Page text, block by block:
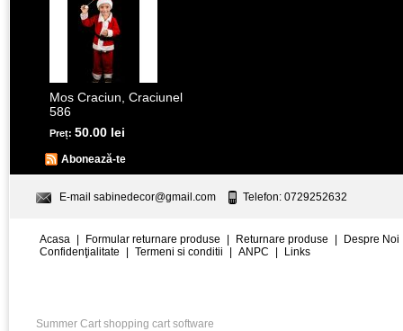
Mos Craciun, Craciunel
586
Preț: 50.00 lei
Abonează-te
E-mail sabinedecor@gmail.com Telefon: 0729252632
Acasa Formular returnare produse Returnare produse
Despre Noi
Confidenţialitate
Termeni si conditii ANPC Links
Summer Cart shopping cart software